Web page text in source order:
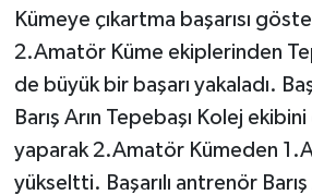
Kümeye çıkartma başarısı
2.Amatör Küme ekiplerinden
de büyük bir başarı yakaladı.
Barış Arın Tepebaşı Kolej
yaparak 2.Amatör Kümeden
yükseltti. Başarılı antrenör